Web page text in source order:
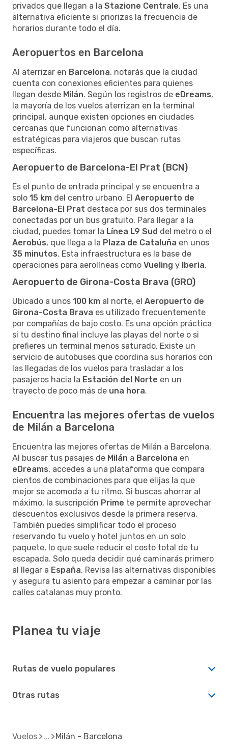
privados que llegan a la Stazione Centrale. Es una
alternativa eficiente si priorizas la frecuencia de
horarios durante todo el día.
Aeropuertos en Barcelona
Al aterrizar en Barcelona, notarás que la ciudad
cuenta con conexiones eficientes para quienes
llegan desde Milán. Según los registros de eDreams,
la mayoría de los vuelos aterrizan en la terminal
principal, aunque existen opciones en ciudades
cercanas que funcionan como alternativas
estratégicas para viajeros que buscan rutas
específicas.
Aeropuerto de Barcelona-El Prat (BCN)
Es el punto de entrada principal y se encuentra a
solo 15 km del centro urbano. El Aeropuerto de
Barcelona-El Prat destaca por sus dos terminales
conectadas por un bus gratuito. Para llegar a la
ciudad, puedes tomar la Línea L9 Sud del metro o el
Aerobús, que llega a la Plaza de Cataluña en unos
35 minutos. Esta infraestructura es la base de
operaciones para aerolíneas como Vueling y Iberia.
Aeropuerto de Girona-Costa Brava (GRO)
Ubicado a unos 100 km al norte, el Aeropuerto de
Girona-Costa Brava es utilizado frecuentemente
por compañías de bajo costo. Es una opción práctica
si tu destino final incluye las playas del norte o si
prefieres un terminal menos saturado. Existe un
servicio de autobuses que coordina sus horarios con
las llegadas de los vuelos para trasladar a los
pasajeros hacia la Estación del Norte en un
trayecto de poco más de una hora.
Encuentra las mejores ofertas de vuelos
de Milán a Barcelona
Encuentra las mejores ofertas de Milán a Barcelona.
Al buscar tus pasajes de Milán a Barcelona en
eDreams, accedes a una plataforma que compara
cientos de combinaciones para que elijas la que
mejor se acomoda a tu ritmo. Si buscas ahorrar al
máximo, la suscripción Prime te permite aprovechar
descuentos exclusivos desde la primera reserva.
También puedes simplificar todo el proceso
reservando tu vuelo y hotel juntos en un solo
paquete, lo que suele reducir el costo total de tu
escapada. Solo queda decidir qué caminarás primero
al llegar a España. Revisa las alternativas disponibles
y asegura tu asiento para empezar a caminar por las
calles catalanas muy pronto.
Planea tu viaje
Rutas de vuelo populares
Otras rutas
Vuelos Milán - Barcelona